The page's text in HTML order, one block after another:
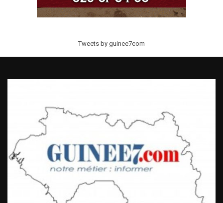
Tweets by guinee7com